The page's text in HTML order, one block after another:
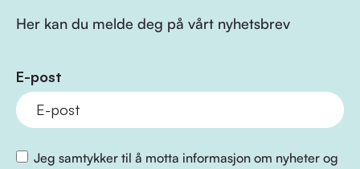
Her kan du melde deg på vårt nyhetsbrev
E-post
Jeg samtykker til å motta informasjon om nyheter og